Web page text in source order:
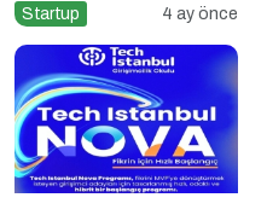
Startup 4 ay önce